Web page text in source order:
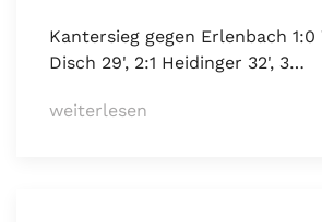
Kantersieg gegen Erlenbach 1:0
Disch 29', 2:1 Heidinger 32', 3…
weiterlesen